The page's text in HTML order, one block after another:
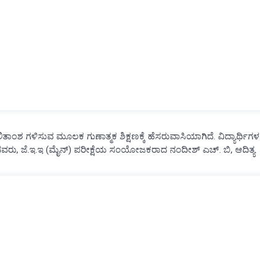
ಗಳಿಸುವ ಮೂಲಕ ಗುಣಾತ್ಮಕ ಶಿಕ್ಷಣಕ್ಕೆ ಹೆಸರುವಾಸಿಯಾಗಿದೆ. ವಿದ್ಯಾರ್ಥಿಗಳ
ಜೆ.ಇ.ಇ (ಮೈನ್) ಪರೀಕ್ಷೆಯ ಸಂಯೋಜಕರಾದ ನಂದೀಶ್ ಎಚ್. ಬಿ, ಆದಿತ್ಯ